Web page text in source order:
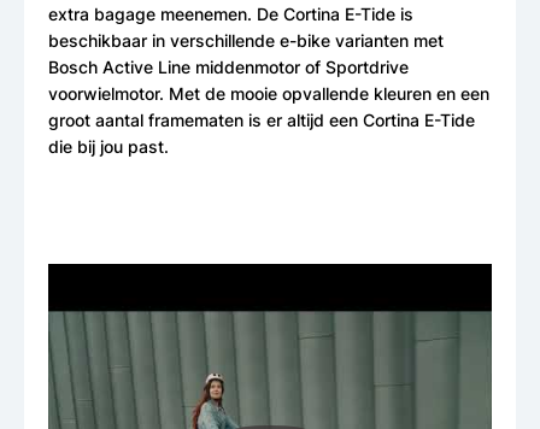
extra bagage meenemen. De Cortina E-Tide is
beschikbaar in verschillende e-bike varianten met
Bosch Active Line middenmotor of Sportdrive
voorwielmotor. Met de mooie opvallende kleuren en een
groot aantal framematen is er altijd een Cortina E-Tide
die bij jou past.